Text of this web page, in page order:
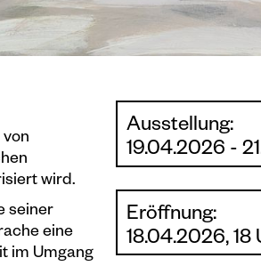
wird.
seiner
eine
im Umgang
Ausstellung:
19.04.2026 -
Eröffnung:
18.04.2026, 18